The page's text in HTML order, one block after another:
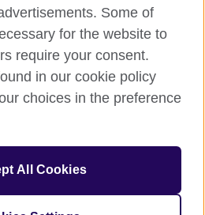
organizacją reprezentującą
Some of
for the website to
require your consent.
in our cookie policy
choices in the preference
All Cookies